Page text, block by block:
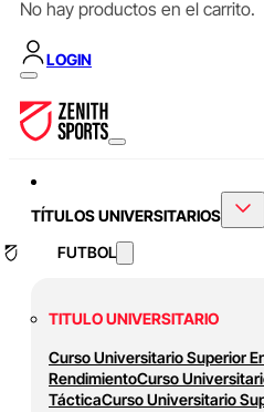
No hay productos en el carrito.
LOGIN
TÍTULOS UNIVERSITARIOS
FUTBOL
TITULO UNIVERSITARIO
Curso Universitario Superior
RendimientoCurso
TácticaCurso Universitario